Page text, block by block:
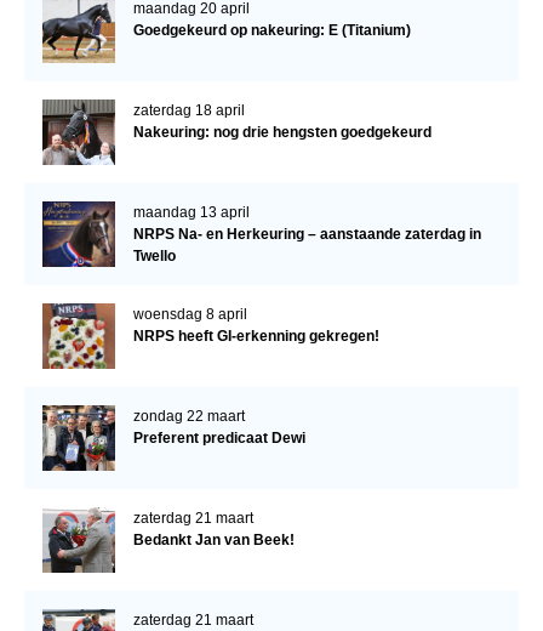
maandag 20 april
Goedgekeurd op nakeuring: E (Titanium)
zaterdag 18 april
Nakeuring: nog drie hengsten goedgekeurd
maandag 13 april
NRPS Na- en Herkeuring – aanstaande zaterdag in
Twello
woensdag 8 april
NRPS heeft GI-erkenning gekregen!
zondag 22 maart
Preferent predicaat Dewi
zaterdag 21 maart
Bedankt Jan van Beek!
zaterdag 21 maart